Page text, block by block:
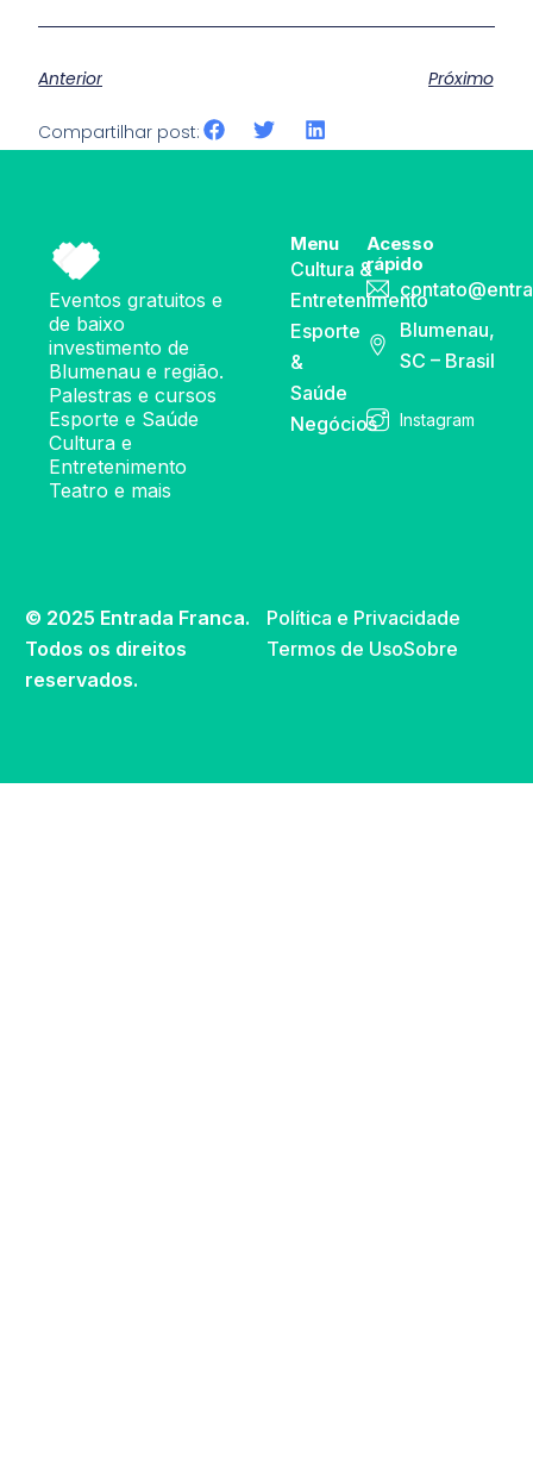
Anterior Próximo
Compartilhar post:
Eventos gratuitos e
de baixo
investimento de
Blumenau e região.
Palestras e cursos
Esporte e Saúde
Cultura e
Entretenimento
Teatro e mais
Menu
Cultura &
Entretenimento
Esporte
&
Saúde
Negócios
Acesso
rápido
Blumenau,
SC – Brasil
Instagram
© 2025 Entrada Franca.
Todos os direitos
reservados.
Política e Privacidade
Termos de UsoSobre